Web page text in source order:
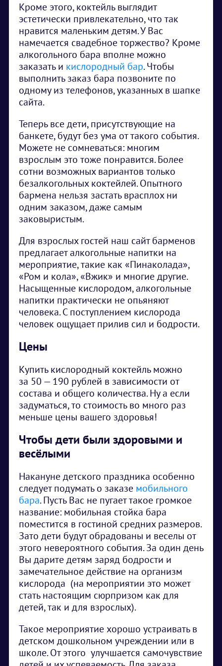
Кроме этого, коктейль выглядит
эстетически привлекательно, что так
нравится маленьким детям. У Вас
намечается свадебное торжество? Кроме
алкогольного бара вполне можно
заказать и кислородный бар. Чтобы
выполнить заказ бара позвоните по
одному из телефонов, указанных в шапке
сайта.
Теперь все дети, присутствующие на
банкете, будут без ума от такого события.
Можете не сомневаться: многим
взрослым это тоже понравится. Более
сотни возможных вариантов только
безалкогольных коктейлей. Опытного
бармена нельзя застать врасплох ни
одним заказом, даже самым
заковыристым.
Для взрослых гостей наш сайт барменов
предлагает алкогольные напитки на
мероприятие, такие как «Пинаколада»,
«Ром и кола», «Вжик» и многие другие.
Насыщенные кислородом, алкогольные
напитки практически не опьяняют
человека. С поступлением кислорода
человек ощущает прилив сил и бодрости.
Цены
Купить кислородный коктейль можно
за 50 — 190 рублей в зависимости от
состава и общего количества. Ну а если
задуматься, то стоимость во много раз
меньше цены вашего здоровья!
Чтобы дети были здоровыми и
весёлыми
Накануне детского праздника особенно
следует подумать о заказе мобильного
бара. Пусть Вас не пугает такое громкое
название: мобильная стойка бара
поместится в гостиной средних размеров.
Зато дети будут обрадованы и веселы от
этого невероятного события. За один день
Вы дарите детям заряд бодрости и
замечательное действие на организм
кислорода (на мероприятии это может
стать настоящим сюрпризом как для
детей, так и для взрослых).
Такое мероприятие хорошо устраивать в
детском дошкольном учреждении или в
школе. От этого улучшается самочувствие